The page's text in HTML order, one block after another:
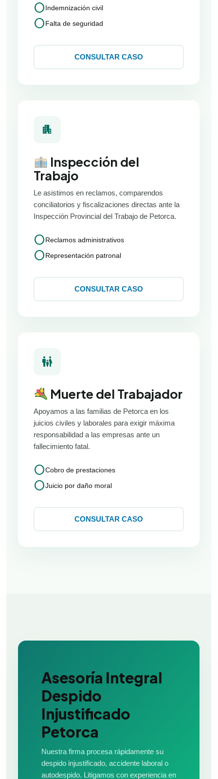
circleIndemnización civil
circleFalta de seguridad
CONSULTAR CASO
apartment
Inspección del
Trabajo
Le asistimos en reclamos, comparendos
conciliatorios y fiscalizaciones directas ante la
Inspección Provincial del Trabajo de Petorca.
circleReclamos administrativos
circleRepresentación patronal
CONSULTAR CASO
family_restroom
Muerte del Trabajador
Apoyamos a las familias de Petorca en los
juicios civiles y laborales para exigir máxima
responsabilidad a las empresas ante un
fallecimiento fatal.
circleCobro de prestaciones
circleJuicio por daño moral
CONSULTAR CASO
Asesoría Integral
Despido
Injustificado
Petorca
Nuestra firma procesa rápidamente su
despido injustificado, accidente laboral o
autodespido. Litigamos con experiencia en